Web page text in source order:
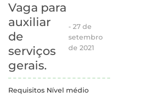
Vaga para
auxiliar
de
serviços
gerais.
- 27 de
setembro
de 2021
Requisitos Nível médio